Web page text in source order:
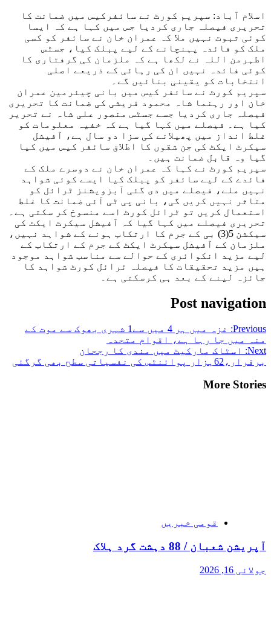
اسلام آباد: سپریم کورٹ نے سائفرکیس میں ضمانت کا
تحریری فیصلہ جاری کردیا جس میں کہا ہے کہ ایسا
کوئی ثبوت نہیں ملا کہ عمران خان نے سائفر کو کسی
ملک کو فائدہ پہنچانے کے لیے پبلک کیا، جسٹس
اطہرمن اللہ نے لکھا ہے کہ ملزمان کی گرفتاری کا
کوئی فائدہ نہیں ان کی رہائی کے ذریعے اصلی
انتخابات کو یقینی بنائیں گے۔
سپریم کورٹ نے سائفر کیس میں بانی چیئرمین عمران
خان اور رہنما شاہ محمود قریشی کی ضمانت کا تحریری
فیصلہ جاری کردیا جسے جسٹس منصور علی شاہ نے تحریر
کیا ہے۔ فیصلے میں کہا گیا ہے کہ خفیہ معلومات کو
غلط انداز میں پھیلانے کی سزا دو سال ہے، آفیشل
سیکرٹ ایکٹ کی جن شقوں کا اطلاق سائفر کیس میں کیا
گیا وہ قابل ضمانت ہیں۔
سپریم کورٹ نے کہا کہ عمران خان نے دوسرے ملک کے
فائدے کے لیے سائفر کو پبلک کیا ایسے کوئی شواہد
نہیں ملے، فیصلے میں دی گئی آبزویشنز ٹرائل کو
متاثر نہیں کریں گی، بانی پی ٹی آئی ضمانت کا غلط
استعمال کریں تو ٹرائل کورٹ اسے منسوخ کر سکتی ہے۔
تحریری فیصلے میں کہا گیا کہ آفیشل سیکرٹ ایکٹ کی
سیکشن 5(3) بی کے جرم کا ارتکاب ہونے کے شواہد نہیں،
ملزمان کے آفیشل سیکرٹ ایکٹ کے جرم کے ارتکاب کے
لیے مزید انکوائری کے حوالے سے مناسب شواہد موجود
ہیں مزید تحقیقات کا فیصلہ ٹرائل کورٹ شواہد کا
جائزہ لینے کے بعد ہی کرسکتی ہے۔
Post navigation
Previous:
غزہ میں ہر 4 میں سے1 شہری بھوک سے موت کے
منہ میں جا رہا ہے، اقوام متحدہ
Next:
اسٹاک مارکیٹ میں مندی کا رجحان
برقرار،62ہزار پوائنٹس کی نفسیاتی سطح بھی گرگئی
More Stories
قومی خبریں
آپریشن شعبان / 88 دہشت گرد ہلاک
جولائی 16, 2026